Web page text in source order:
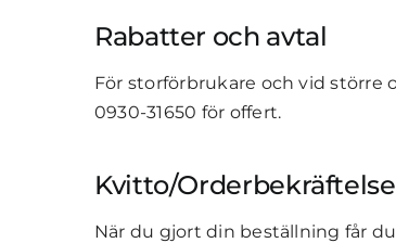
Rabatter och avtal
För storförbrukare och vid
0930-31650 för offert.
Kvitto/Orderbekräftelse
När du gjort din beställning får